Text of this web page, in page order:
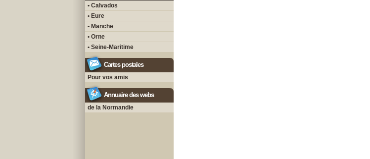
• Calvados
• Eure
• Manche
• Orne
• Seine-Maritime
Cartes postales
Pour vos amis
Annuaire des webs
de la Normandie